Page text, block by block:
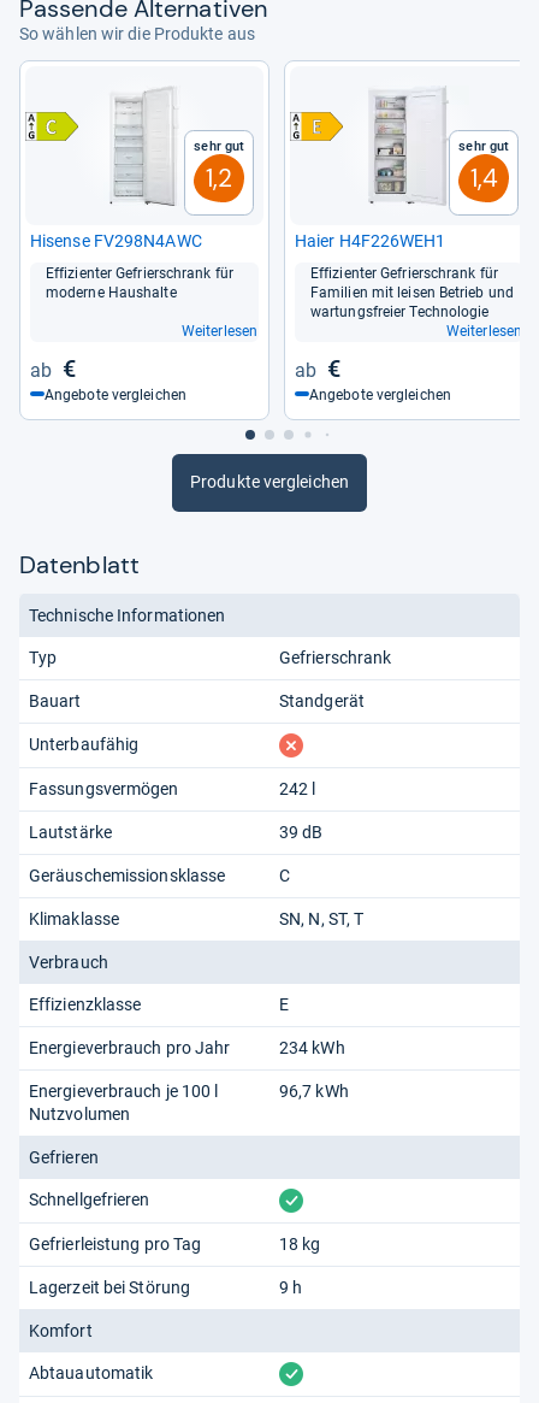
Pas­sende Alter­na­ti­ven
So wählen wir die Produkte aus
Sehr gut
1,2
Hisense FV298N4AWC
Effi­zi­en­ter Gefrier­schrank für
moderne Haus­halte
Weiterlesen
€
Angebote vergleichen
Sehr gut
1,4
Haier H4F226WEH1
Effi­zi­en­ter Gefrier­schrank für
Fami­lien mit lei­sen Betrieb und
war­tungs­freier Tech­no­lo­gie
Weiterlesen
€
Angebote vergleichen
Produkte vergleichen
Datenblatt
Technische Informationen
Typ Gefrierschrank
Bauart Standgerät
Unterbaufähig fehlt
Fassungsvermögen 242 l
Lautstärke 39 dB
Geräuschemissionsklasse C
Klimaklasse SN N ST T
Verbrauch
Effizienzklasse E
Energieverbrauch pro Jahr 234 kWh
Energieverbrauch je 100 l
Nutzvolumen
96,7 kWh
Gefrieren
Schnellgefrieren vorhanden
Gefrierleistung pro Tag 18 kg
Lagerzeit bei Störung 9 h
Komfort
Abtauautomatik vorhanden